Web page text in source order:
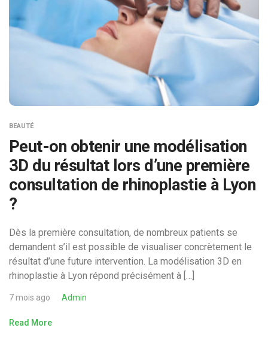
BEAUTÉ
Peut-on obtenir une modélisation
3D du résultat lors d’une première
consultation de rhinoplastie à Lyon
?
Dès la première consultation, de nombreux patients se
demandent s’il est possible de visualiser concrètement le
résultat d’une future intervention. La modélisation 3D en
rhinoplastie à Lyon répond précisément à […]
7 mois ago Admin
Read More